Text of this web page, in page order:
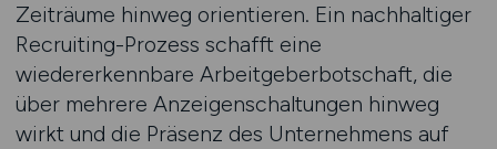
Zeiträume hinweg orientieren. Ein nachhaltiger
Recruiting-Prozess schafft eine
wiedererkennbare Arbeitgeberbotschaft, die
über mehrere Anzeigenschaltungen hinweg
wirkt und die Präsenz des Unternehmens auf